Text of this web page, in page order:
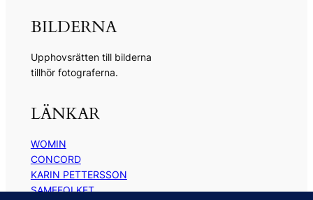
BILDERNA
Upphovsrätten till bilderna
tillhör fotograferna.
LÄNKAR
WOMIN
CONCORD
KARIN PETTERSSON
SAMEFOLKET